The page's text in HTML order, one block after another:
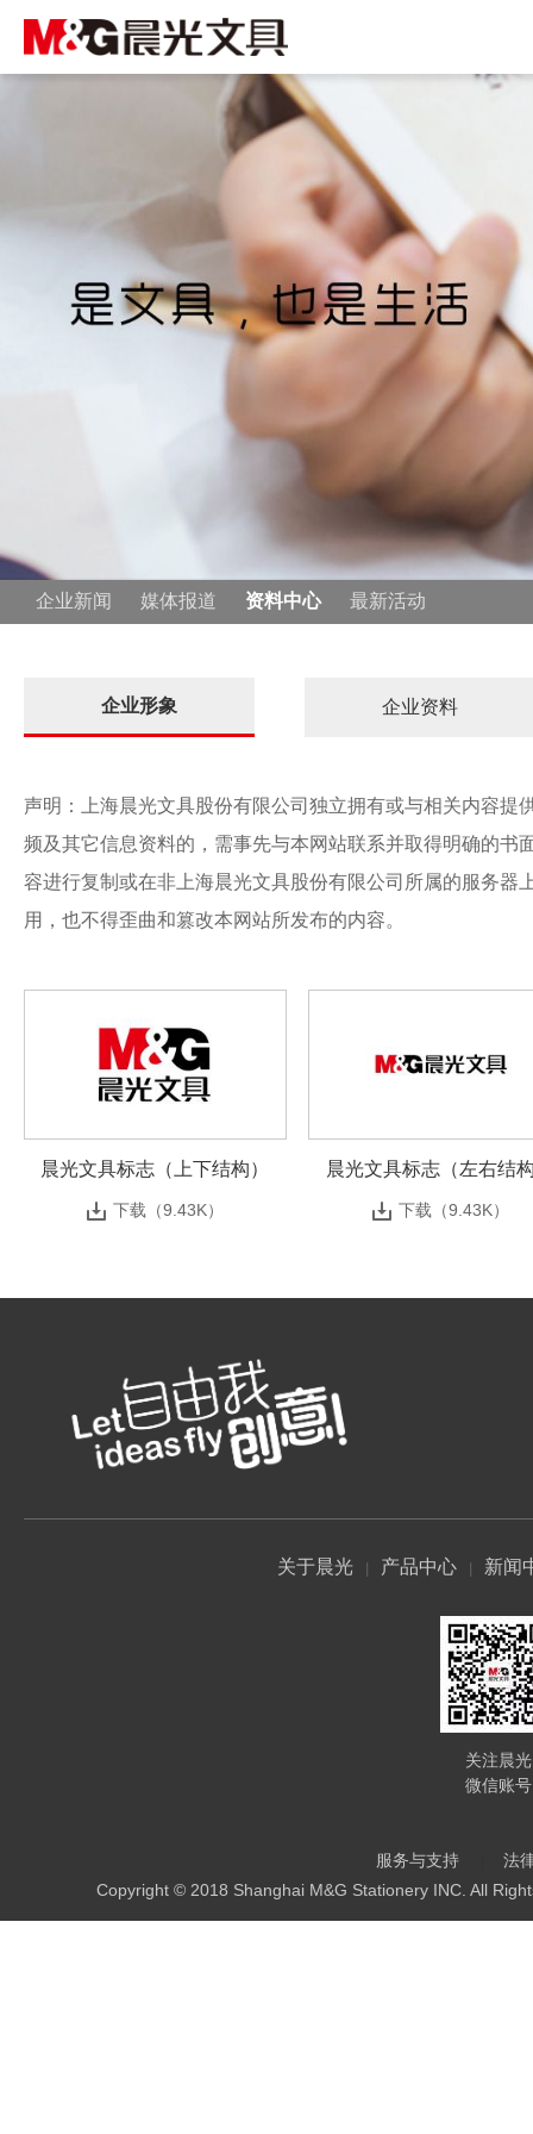
企业新闻 媒体报道 资料中心 最新活动
企业形象 企业资料
声明：上海晨光文具股份有限公司独立拥有或与相关内容
频及其它信息资料的，需事先与本网站联系并取得明确的
容进行复制或在非上海晨光文具股份有限公司所属的服务
用，也不得歪曲和篡改本网站所发布的内容。
晨光文具标志（上下结构）
下载（9.43K）
晨光文具标志（左右结
下载（9.43K）
关于晨光 产品中心 新闻
关注晨光
微信账号
服务与支持
法
Copyright © 2018 Shanghai M&G Stationery INC. All